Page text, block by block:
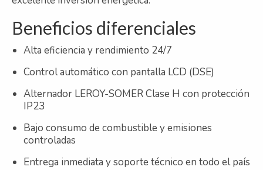
Beneficios diferenciales
Alta eficiencia y rendimiento 24/7
Control automático con pantalla LCD (DSE)
Alternador LEROY-SOMER Clase H con protección
IP23
Bajo consumo de combustible y emisiones
controladas
Entrega inmediata y soporte técnico en todo el país